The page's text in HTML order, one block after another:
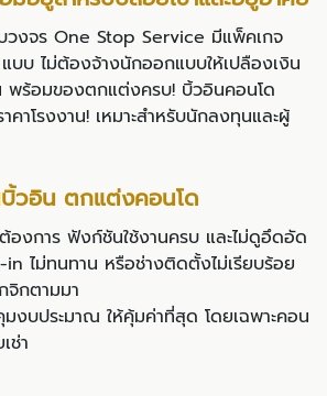
วงจร One Stop Service มีแพ็คเกจ
บบ ไม่ต้องจ้างนักออกแบบให้เปลืองเงิน
พร้อมของตกแต่งครบ! บิ้วอินคอนโด
าโรงงาน! เหมาะสำหรับนักลงทุนและผู้
วอิน ตกแต่งคอนโด
งการ ฟังก์ชันใช้งานครบ และไม่ดูอึดอัด
ไม่ทนทาน หรือช่างติดตั้งไม่เรียบร้อย
จิกตามมา
งบประมาณ ให้คุ้มค่าที่สุด โดยเฉพาะคอน
ช่า